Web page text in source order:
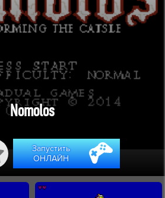
Nomolos
Запустить
ОНЛАЙН